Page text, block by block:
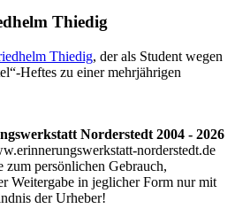
Thiedig
Thiedig, der als Student wegen
-Heftes zu einer mehrjährigen
Norderstedt 2004 - 2026
norderstedt.de
zum persönlichen Gebrauch,
Weitergabe in jeglicher Form nur mit
der Urheber!